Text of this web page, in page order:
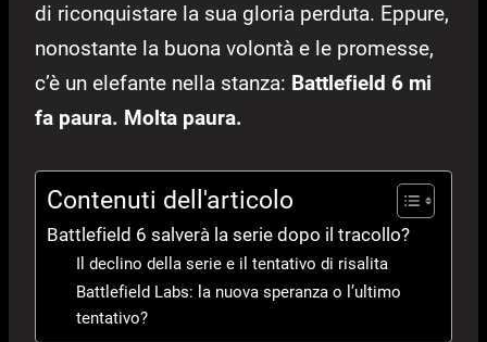
di riconquistare la sua gloria perduta. Eppure,
nonostante la buona volontà e le promesse,
c’è un elefante nella stanza: Battlefield 6 mi
fa paura. Molta paura.
Contenuti dell'articolo
Battlefield 6 salverà la serie dopo il tracollo?
Il declino della serie e il tentativo di risalita
Battlefield Labs: la nuova speranza o l’ultimo
tentativo?